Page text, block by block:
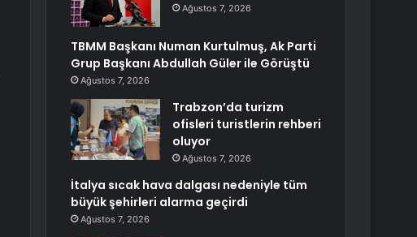
Ağustos 7, 2026
TBMM Başkanı Numan Kurtulmuş, Ak Parti
Grup Başkanı Abdullah Güler ile Görüştü
Ağustos 7, 2026
Trabzon’da turizm
ofisleri turistlerin rehberi
oluyor
Ağustos 7, 2026
İtalya sıcak hava dalgası nedeniyle tüm
büyük şehirleri alarma geçirdi
Ağustos 7, 2026